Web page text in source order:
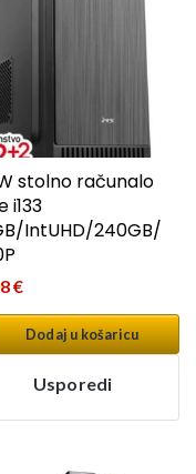
stolno računalo
i133
IntUHD/240GB/
€
Dodaj u košaricu
Usporedi